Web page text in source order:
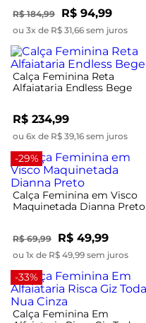
R$ 184,99 R$ 94,99
ou 3x de R$ 31,66 sem juros
Calça Feminina Reta
Alfaiataria Endless Bege
R$ 234,99
ou 6x de R$ 39,16 sem juros
-29%
Calça Feminina em Visco
Maquinetada Dianna Preto
R$ 69,99 R$ 49,99
ou 1x de R$ 49,99 sem juros
-33%
Calça Feminina Em